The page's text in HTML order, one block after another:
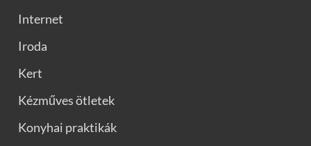
Internet
Iroda
Kert
Kézműves ötletek
Konyhai praktikák